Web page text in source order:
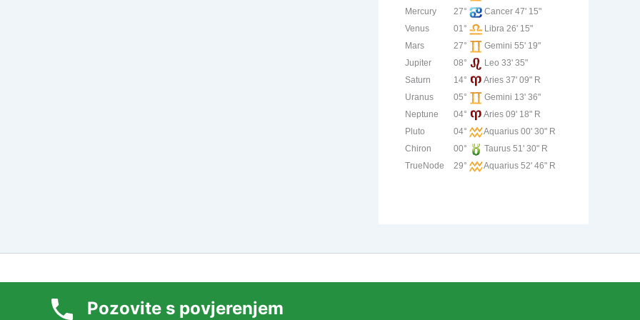
Mercury
27°
Cancer 47' 15"
Venus
01°
Libra 26' 15"
Mars
27°
Gemini 55' 19"
Jupiter
08°
Leo 33' 35"
Saturn
14°
Aries 37' 09" R
Uranus
05°
Gemini 13' 36"
Neptune
04°
Aries 09' 18" R
Pluto
04°
Aquarius 00' 30" R
Chiron
00°
Taurus 51' 30" R
TrueNode
29° Aquarius 52' 46" R
Pozovite s povjerenjem
best experience on our website. If you continue to use this site we will assume that you are happy with it.